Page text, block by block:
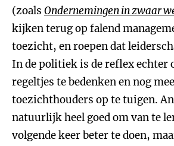
(zoals Ondernemingen in zwaar
kijken terug op falend
toezicht, en roepen dat
In de politiek is de reflex echter
regeltjes te bedenken en nog
toezichthouders op te tuigen.
natuurlijk heel goed om van te
volgende keer beter te doen,